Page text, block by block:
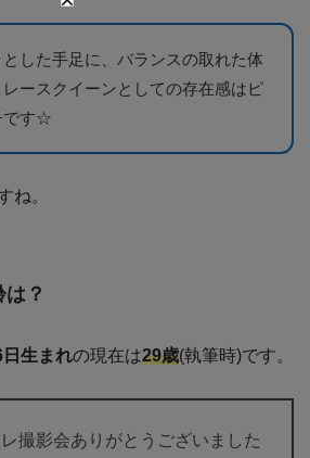
とした手足に、バランスの取れた体
ースクイーンとしての存在感はピ
です☆
ね。
？
生まれの現在は29歳(執筆時)です。
撮影会ありがとうございました